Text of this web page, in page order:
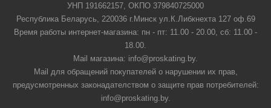
УНП 191662157, ОКПО 379840725000
Республика Беларусь, 220036 г.Минск ул.К.Либкнехта 127 оф.69
Время работы интернет-магазина: пн - пт: 11.00 - 20.00, сб: 11.00 -
18.00.
Mail магазина: info@proskating.by.
Mail для обращений покупателей о нарушении их прав,
предусмотренных законадателством о защите прав потребителей:
info@proskating.by.